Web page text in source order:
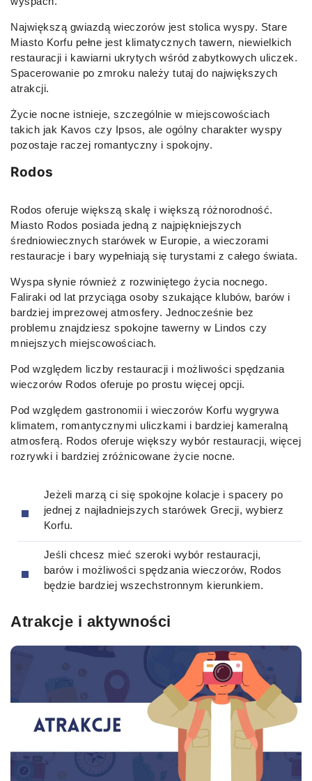
Największą gwiazdą wieczorów jest stolica wyspy. Stare
Miasto Korfu pełne jest klimatycznych tawern, niewielkich
restauracji i kawiarni ukrytych wśród zabytkowych uliczek.
Spacerowanie po zmroku należy tutaj do największych
atrakcji.
Życie nocne istnieje, szczególnie w miejscowościach
takich jak Kavos czy Ipsos, ale ogólny charakter wyspy
pozostaje raczej romantyczny i spokojny.
Rodos
Rodos oferuje większą skalę i większą różnorodność.
Miasto Rodos posiada jedną z najpiękniejszych
średniowiecznych starówek w Europie, a wieczorami
restauracje i bary wypełniają się turystami z całego świata.
Wyspa słynie również z rozwiniętego życia nocnego.
Faliraki od lat przyciąga osoby szukające klubów, barów i
bardziej imprezowej atmosfery. Jednocześnie bez
problemu znajdziesz spokojne tawerny w Lindos czy
mniejszych miejscowościach.
Pod względem liczby restauracji i możliwości spędzania
wieczorów Rodos oferuje po prostu więcej opcji.
Pod względem gastronomii i wieczorów Korfu wygrywa
klimatem, romantycznymi uliczkami i bardziej kameralną
atmosferą. Rodos oferuje większy wybór restauracji, więcej
rozrywki i bardziej zróżnicowane życie nocne.
Jeżeli marzą ci się spokojne kolacje i spacery po
jednej z najładniejszych starówek Grecji, wybierz
Korfu.
Jeśli chcesz mieć szeroki wybór restauracji,
barów i możliwości spędzania wieczorów, Rodos
będzie bardziej wszechstronnym kierunkiem.
Atrakcje i aktywności